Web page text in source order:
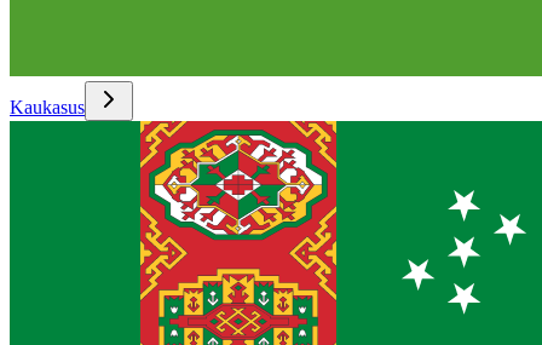
Kaukasus